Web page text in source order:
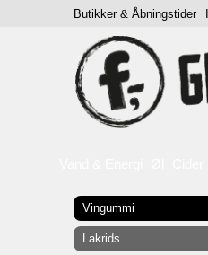
Vingummi
Lakrids
Butikker & Åbningstider